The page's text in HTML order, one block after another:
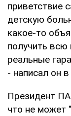
приветствие
детскую
какое-то
получить
реальные
- написал он в
Президент
что не может